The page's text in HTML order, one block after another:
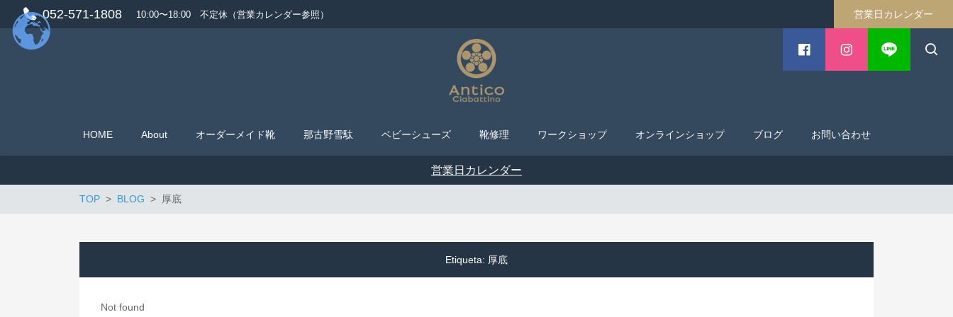
052-571-1808 10:00〜18:00 不定休（営業カレンダー参照） 営業日カレンダー
HOME About オーダーメイド靴 那古野雪駄 ベビーシューズ 靴修理 ワークショップ オンラインショップ ブログ お問い合わせ
営業日カレンダー
TOP BLOG 厚底
Etiqueta: 厚底
Not found